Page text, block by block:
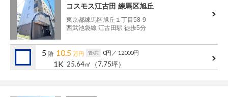
閉じる
コスモス江古田 練馬区旭丘
東京都練馬区旭丘１丁目58-9
西武池袋線 江古田駅 徒歩5分
5 階 10.5 万円 管/共 0円 ／ 12000円
1K 25.64㎡ （7.75坪）